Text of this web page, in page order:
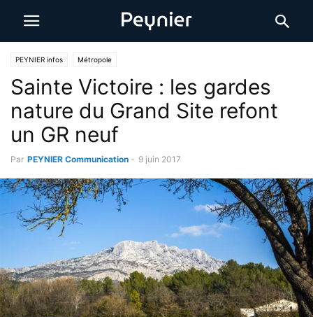
PEYNIER infos Métropole
Sainte Victoire : les gardes
nature du Grand Site refont
un GR neuf
Par PEYNIER Communication - 9 juin 2017